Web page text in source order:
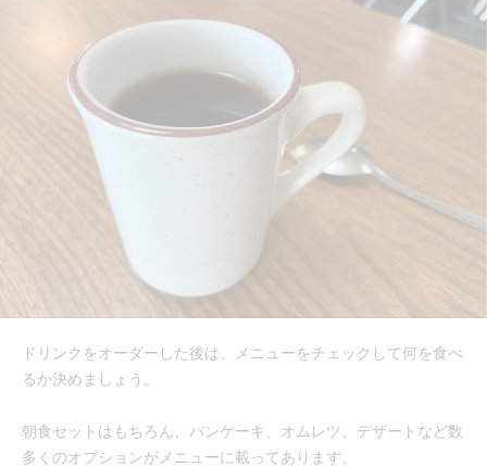
ドリンクをオーダーした後は、メニューをチェックして何を食べ
るか決めましょう。
朝食セットはもちろん、パンケーキ、オムレツ、デザートなど数
多くのオプションがメニューに載ってあります。